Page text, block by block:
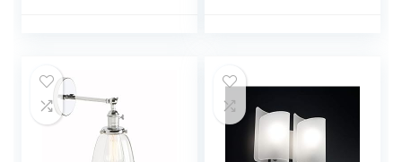
pour Salon Salle à
Manger Couloir, Or
Rose (Sans
Ampoule)
doré)